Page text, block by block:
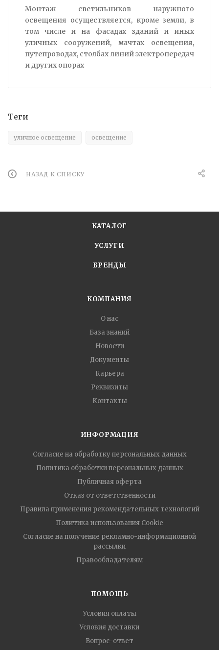
Монтаж светильников наружного
освещения осуществляется, кроме земли, в
том числе и на фасадах зданий и иных
уличных сооружений, мачтах освещения,
путепроводах, столбах линий электропередач
и других опорах
Теги
уличное освещение освещение
НАЗАД К СПИСКУ
КАТАЛОГ
УСЛУГИ
БРЕНДЫ
КОМПАНИЯ
О нас
База знаний
Новости
Документы
Карьера
Реквизиты
Контакты
ИНФОРМАЦИЯ
Согласие на обработку персональных данных
Политика обработки персональных данных
Публичная оферта
Отказ от ответственности
Правила применения рекомендательных технологий
Политика использования Cookie
Согласие на получение рекламно-информационной
рассылки
Правообладателям
ПОМОЩЬ
Условия оплаты
Условия доставки
Вопрос-ответ